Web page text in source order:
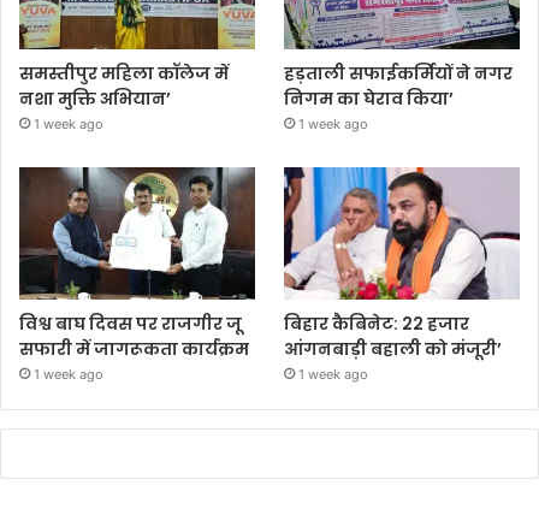
समस्तीपुर महिला कॉलेज में
नशा मुक्ति अभियान’
1 week ago
हड़ताली सफाईकर्मियों ने नगर
निगम का घेराव किया’
1 week ago
विश्व बाघ दिवस पर राजगीर जू
सफारी में जागरूकता कार्यक्रम
1 week ago
बिहार कैबिनेट: 22 हजार
आंगनबाड़ी बहाली को मंजूरी’
1 week ago